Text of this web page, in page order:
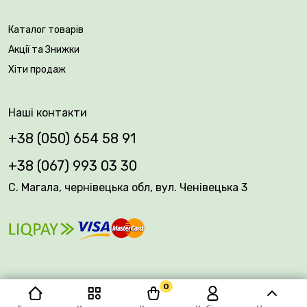
0
Каталог товарів
Акції та Знижки
Хіти продаж
Наші контакти
+38 (050) 654 58 91
+38 (067) 993 03 30
С. Магала, чернівецька обл, вул. Ченівецька 3
© 2026 Plantsvovk.com.ua